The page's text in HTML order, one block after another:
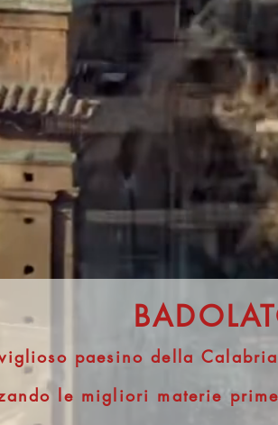
paesino della
le migliori materie